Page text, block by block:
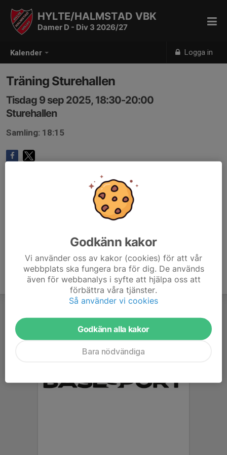
Kalender Logga in
HYLTE/HALMSTAD VBK
Damer D - Div 3 2026/27
Träning Sturehallen
Tisdag 9 sep 2025, 18:30-20:00
Sturehallen
Samling: 18:15
Godkänn kakor
Vi använder oss av kakor (cookies) för att vår
webbplats ska fungera bra för dig. De används
även för webbanalys i syfte att hjälpa oss att
förbättra våra tjänster.
Så använder vi cookies
Godkänn alla kakor
Bara nödvändiga